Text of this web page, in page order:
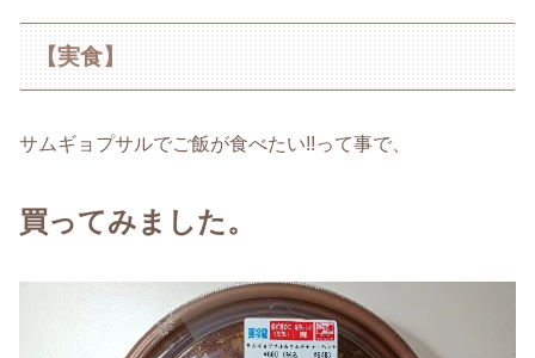
【実食】
サムギョプサルでご飯が食べたい!!って事で、
買ってみました。